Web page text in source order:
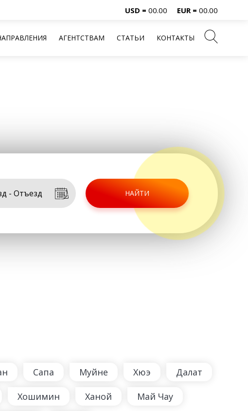
USD = 00.00 EUR = 00.00
АГЕНТСТВАМ СТАТЬИ КОНТАКТЫ
НАЙТИ
Сапа Муйне Хюэ Далат
Хошимин Ханой Май Чау